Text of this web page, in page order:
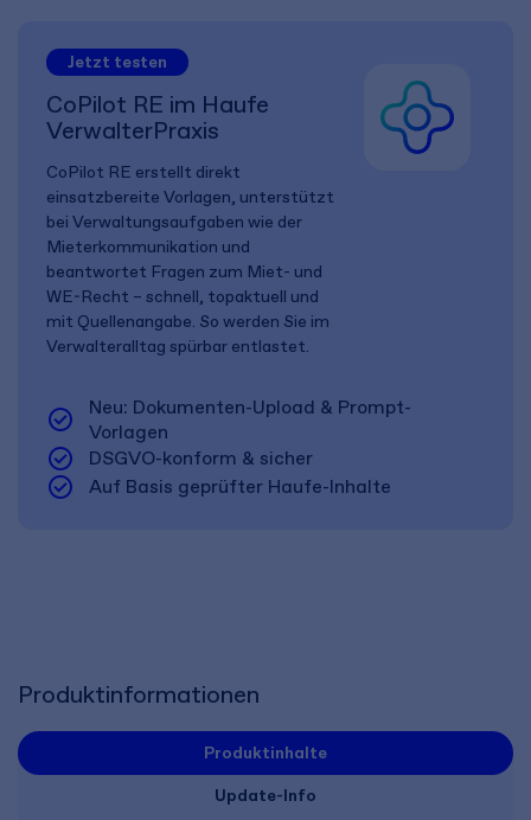
Jetzt testen
CoPilot RE im Haufe
VerwalterPraxis
CoPilot RE erstellt direkt
einsatzbereite Vorlagen, unterstützt
bei Verwaltungsaufgaben wie der
Mieterkommunikation und
beantwortet Fragen zum Miet- und
WE-Recht – schnell, topaktuell und
mit Quellenangabe. So werden Sie im
Verwalteralltag spürbar entlastet.
check_circle
Neu: Dokumenten-Upload & Prompt-
Vorlagen
check_circle DSGVO-konform & sicher
check_circle Auf Basis geprüfter Haufe-Inhalte
Produktinformationen
Produktinhalte
Update-Info